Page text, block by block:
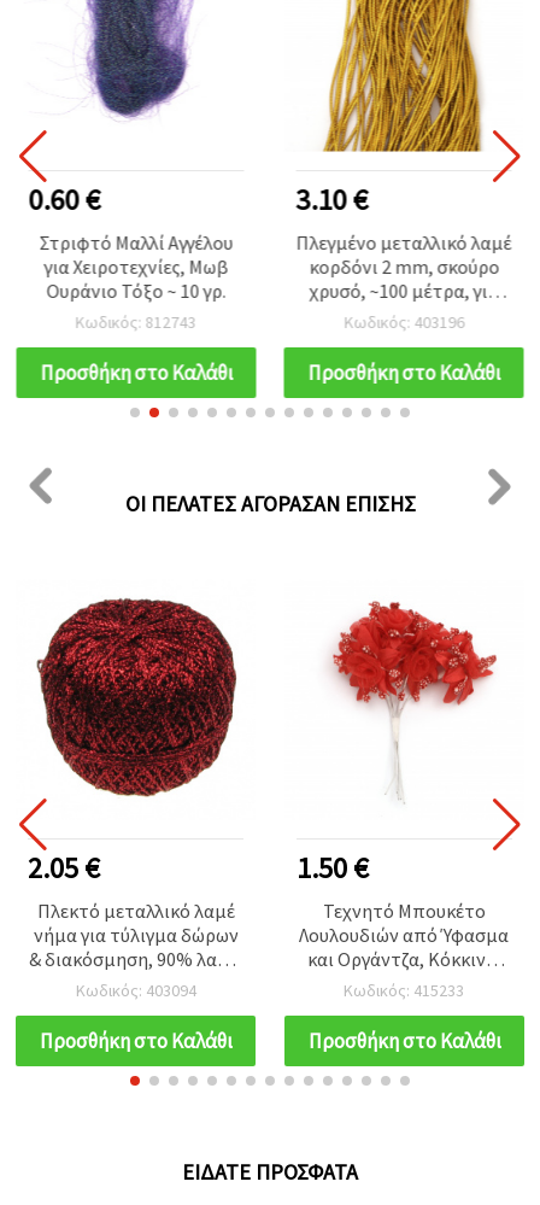
0.60 €
Στριφτό Μαλλί Αγγέλου
για Χειροτεχνίες, Μωβ
Ουράνιο Τόξο ~ 10 γρ.
Κωδικός: 812743
Προσθήκη στο Καλάθι
3.10 €
Πλεγμένο μεταλλικό λαμέ
κορδόνι 2 mm, σκούρο
χρυσό, ~100 μέτρα, για
DIY χειροτεχνίες &
συσκευασία δώρων
Κωδικός: 403196
Προσθήκη στο Καλάθι
ΟΙ ΠΕΛΆΤΕΣ ΑΓΌΡΑΣΑΝ ΕΠΊΣΗΣ
2.05 €
Πλεκτό μεταλλικό λαμέ
νήμα για τύλιγμα δώρων
& διακόσμηση, 90% λαμέ,
10% πολυαμίδιο,
κόκκινο, 50 γρ. - 350 μ.
Κωδικός: 403094
Προσθήκη στο Καλάθι
1.50 €
Τεχνητό Μπουκέτο
Λουλουδιών από Ύφασμα
και Οργάντζα, Κόκκινο,
45x100 mm - 6 τεμ.
Κωδικός: 415233
Προσθήκη στο Καλάθι
ΕΊΔΑΤΕ ΠΡΌΣΦΑΤΑ